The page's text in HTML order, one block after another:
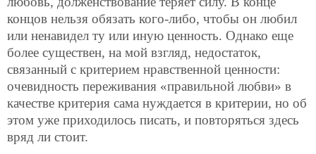
концов нельзя обязать кого-либо, чтобы он любил
или ненавидел ту или иную ценность. Однако еще
более существен, на мой взгляд, недостаток,
связанный с критерием нравственной ценности:
очевидность переживания «правильной любви» в
качестве критерия сама нуждается в критерии, но об
этом уже приходилось писать, и повторяться здесь
вряд ли стоит.